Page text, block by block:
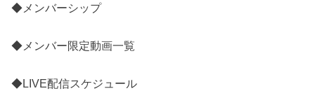
◆メンバーシップ
◆メンバー限定動画一覧
◆LIVE配信スケジュール